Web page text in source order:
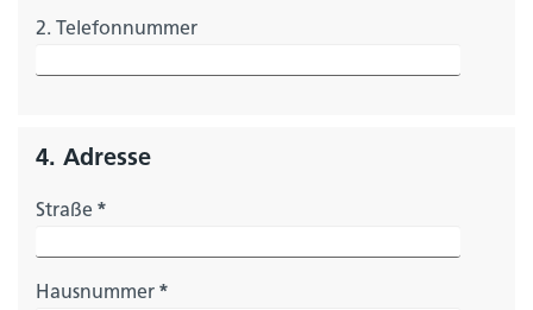
2. Telefonnummer
4. Adresse
Straße *
Hausnummer *